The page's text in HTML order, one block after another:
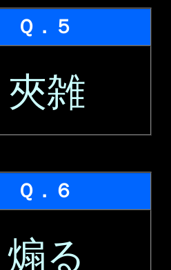
Ｑ．５
夾雑
Ｑ．６
煽る